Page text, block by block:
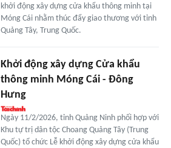
khởi động xây dựng cửa khẩu thông minh tại
Móng Cái nhằm thúc đẩy giao thương với tỉnh
Quảng Tây, Trung Quốc.
Khởi động xây dựng Cửa khẩu
thông minh Móng Cái - Đông
Hưng
Ngày 11/2/2026, tỉnh Quảng Ninh phối hợp với
Khu tự trị dân tộc Choang Quảng Tây (Trung
Quốc) tổ chức Lễ khởi động xây dựng cửa khẩu